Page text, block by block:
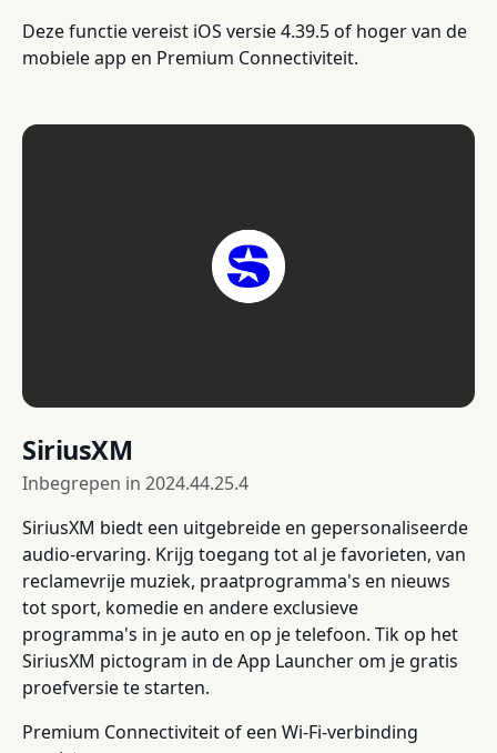
Deze functie vereist iOS versie 4.39.5 of hoger van de
mobiele app en Premium Connectiviteit.
SiriusXM
Inbegrepen in 2024.44.25.4
SiriusXM biedt een uitgebreide en gepersonaliseerde
audio-ervaring. Krijg toegang tot al je favorieten, van
reclamevrije muziek, praatprogramma's en nieuws
tot sport, komedie en andere exclusieve
programma's in je auto en op je telefoon. Tik op het
SiriusXM pictogram in de App Launcher om je gratis
proefversie te starten.
Premium Connectiviteit of een Wi-Fi-verbinding